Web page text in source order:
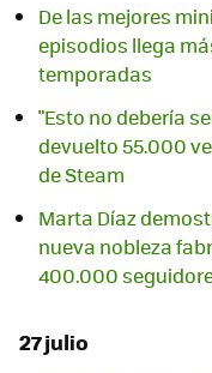
De las mejores
episodios llega
temporadas
"Esto no debería
devuelto 55.000
de Steam
Marta Díaz
nueva nobleza
400.000
27 julio